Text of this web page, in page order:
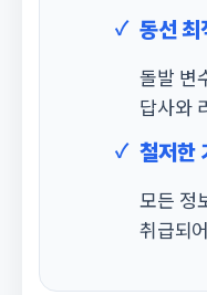
동선
돌발 변
답사와
철저한
모든 정
취급되